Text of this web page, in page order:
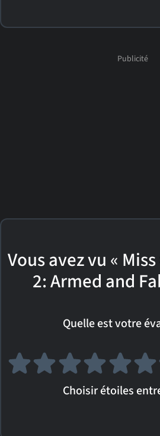
Vous avez vu «
2: Armed and
Quelle est votre
Choisir étoiles